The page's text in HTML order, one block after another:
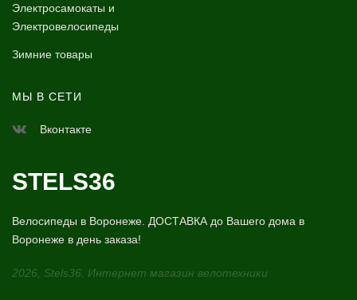
Электросамокаты и
Электровелосипеды
Зимние товары
МЫ В СЕТИ
Вконтакте
STELS36
Велосипеды в Воронеже. ДОСТАВКА до Вашего дома в
Воронеже в день заказа!
2026, Stels36. Интернет магазин велотехники